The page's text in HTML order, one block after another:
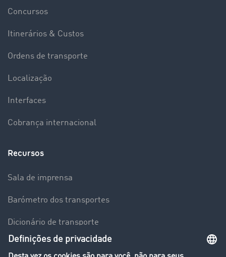
Concursos
Itinerários & Custos
Ordens de transporte
Localização
Interfaces
Cobrança internacional
Recursos
Sala de imprensa
Barómetro dos transportes
Dicionário de transporte
Visão geral da Bolsa de Cargas